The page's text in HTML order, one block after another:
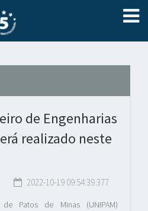
de Engenharias
realizado neste
2022-10-19 09:54:39.377
Patos de Minas (UNIPAM)